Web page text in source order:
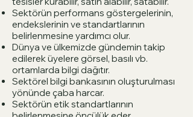
Sektörün performans göstergelerinin,
endekslerinin ve standartlarının
belirlenmesine yardımcı olur.
Dünya ve ülkemizde gündemin takip
edilerek üyelere görsel, basılı vb.
ortamlarda bilgi dağıtır.
Sektörel bilgi bankasının oluşturulması
yönünde çaba harcar.
Sektörün etik standartlarının